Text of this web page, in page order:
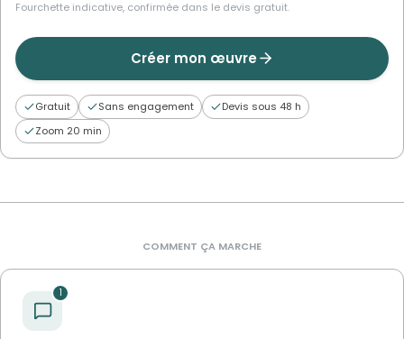
Fourchette indicative, confirmée dans le devis gratuit.
Créer mon œuvre
Gratuit Sans engagement
Devis sous 48 h
Zoom 20 min
COMMENT ÇA MARCHE
1